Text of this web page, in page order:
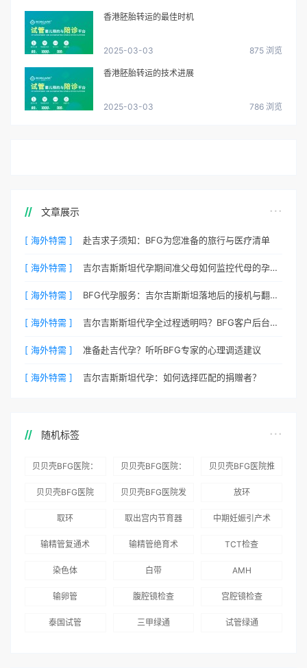
香港胚胎转运的最佳时机
2025-03-03 875 浏览
香港胚胎转运的技术进展
2025-03-03 786 浏览
文章展示
[ 海外特需 ] 赴吉求子须知：BFG为您准备的旅行与医疗清单
[ 海外特需 ] 吉尔吉斯斯坦代孕期间准父母如何监控代母的孕期状态？
[ 海外特需 ] BFG代孕服务：吉尔吉斯斯坦落地后的接机与翻译安排
[ 海外特需 ] 吉尔吉斯斯坦代孕全过程透明吗？BFG客户后台详解
[ 海外特需 ] 准备赴吉代孕？听听BFG专家的心理调适建议
[ 海外特需 ] 吉尔吉斯斯坦代孕：如何选择匹配的捐赠者？
随机标签
贝贝壳BFG医院：
务
贝贝壳BFG医院：
术”和“法律支持”
贝贝壳BFG医院推
贝贝壳BFG医院
贝贝壳BFG医院发
国版）》
放环
取环 取出宫内节育器 中期妊娠引产术
输精管复通术 输精管绝育术 TCT检查
染色体 白带 AMH
输卵管 腹腔镜检查 宫腔镜检查
泰国试管 三甲绿通 试管绿通